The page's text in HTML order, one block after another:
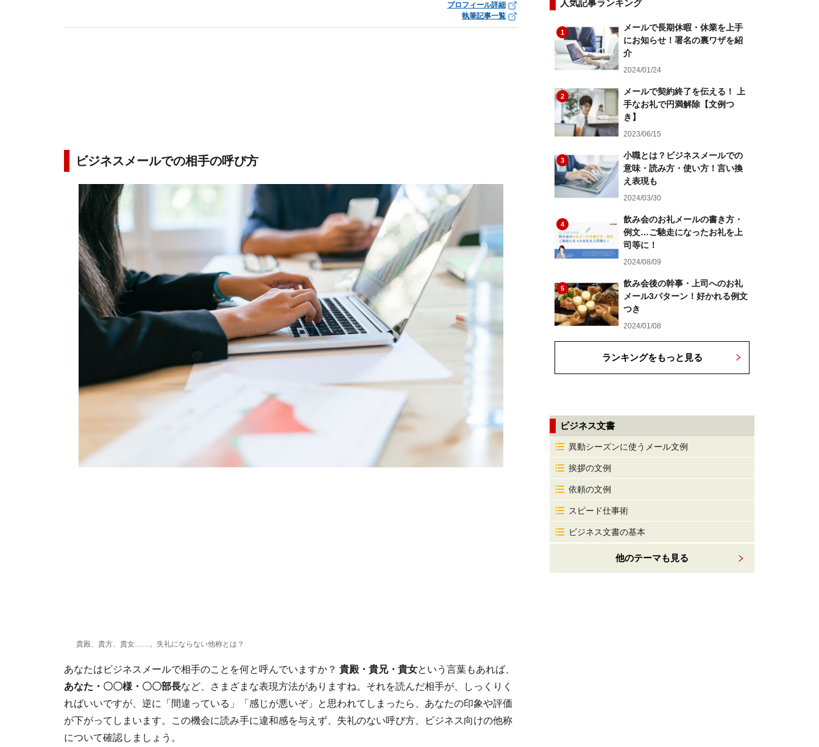
プロフィール詳細
執筆記事一覧
ビジネスメールでの相手の呼び方
貴殿、貴方、貴女……。失礼にならない他称とは？
あなたはビジネスメールで相手のことを何と呼んでいますか？ 貴殿・貴兄・貴女という言葉もあれば、
あなた・〇〇様・〇〇部長など、さまざまな表現方法がありますね。それを読んだ相手が、しっくりく
ればいいですが、逆に「間違っている」「感じが悪いぞ」と思われてしまったら、あなたの印象や評価
が下がってしまいます。この機会に読み手に違和感を与えず、失礼のない呼び方、ビジネス向けの他称
について確認しましょう。
人気記事ランキング
1
メールで長期休暇・休業を上手
にお知らせ！署名の裏ワザを紹
介
2024/01/24
2
メールで契約終了を伝える！ 上
手なお礼で円満解除【文例つ
き】
2023/06/15
3
小職とは？ビジネスメールでの
意味・読み方・使い方！言い換
え表現も
2024/03/30
4
飲み会のお礼メールの書き方・
例文…ご馳走になったお礼を上
司等に！
2024/08/09
5
飲み会後の幹事・上司へのお礼
メール3パターン！好かれる例文
つき
2024/01/08
ランキングをもっと見る
ビジネス文書
異動シーズンに使うメール文例
挨拶の文例
依頼の文例
スピード仕事術
ビジネス文書の基本
他のテーマも見る